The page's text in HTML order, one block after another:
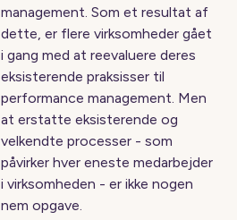
management. Som et resultat af
dette, er flere virksomheder gået
i gang med at reevaluere deres
eksisterende praksisser til
performance management. Men
at erstatte eksisterende og
velkendte processer - som
påvirker hver eneste medarbejder
i virksomheden - er ikke nogen
nem opgave.